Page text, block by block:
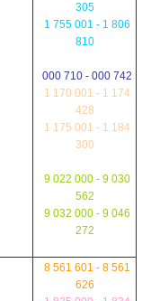
305
1 755 001 - 1 806
810
000 710 - 000 742
1 170 001 - 1 174
428
1 175 001 - 1 184
300
9 022 000 - 9 030
562
9 032 000 - 9 046
272
8 561 601 - 8 561
626